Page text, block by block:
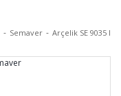
Semaver Arçelik SE 9035 I